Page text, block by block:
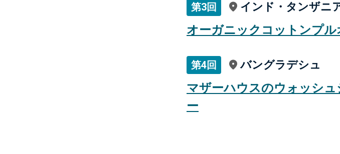
第3回 インド・タンザニ
オーガニックコットンプル
第4回 バングラデシュ
マザーハウスのウォッシ
ー